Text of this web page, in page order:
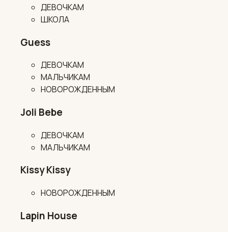
ДЕВОЧКАМ
ШКОЛА
Guess
ДЕВОЧКАМ
МАЛЬЧИКАМ
НОВОРОЖДЕННЫМ
Joli Bebe
ДЕВОЧКАМ
МАЛЬЧИКАМ
Kissy Kissy
НОВОРОЖДЕННЫМ
Lapin House